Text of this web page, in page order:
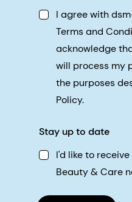
I agree with
Terms and
acknowledge
will process my
the purposes
Policy.
Stay up to date
I'd like to
Beauty & Care